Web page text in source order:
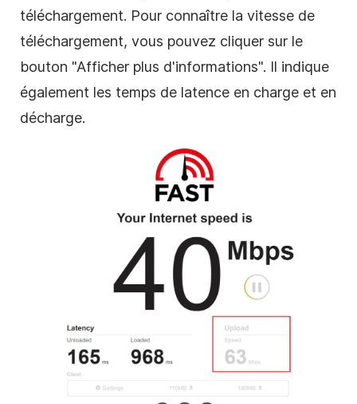
téléchargement. Pour connaître la vitesse de
téléchargement, vous pouvez cliquer sur le
bouton "Afficher plus d'informations". Il indique
également les temps de latence en charge et en
décharge.